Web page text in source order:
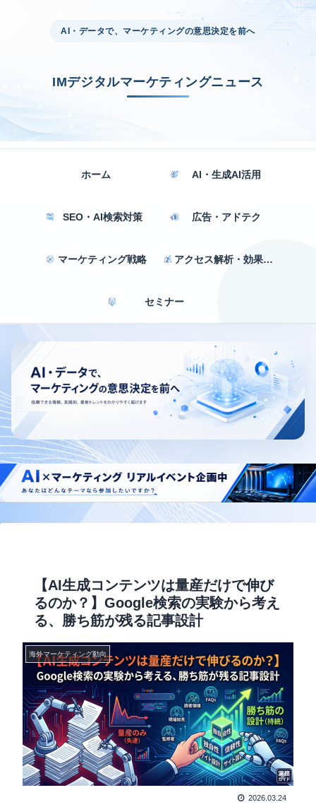
AI・データで、マーケティングの意思決定を前へ
IMデジタルマーケティングニュース
ホーム AI・生成AI活用
SEO・AI検索対策 広告・アドテク
マーケティング戦略 アクセス解析・効果測定
セミナー
【AI生成コンテンツは量産だけで伸び
るのか？】Google検索の実験から考え
る、勝ち筋が残る記事設計
海外マーケティング動向
2026.03.24